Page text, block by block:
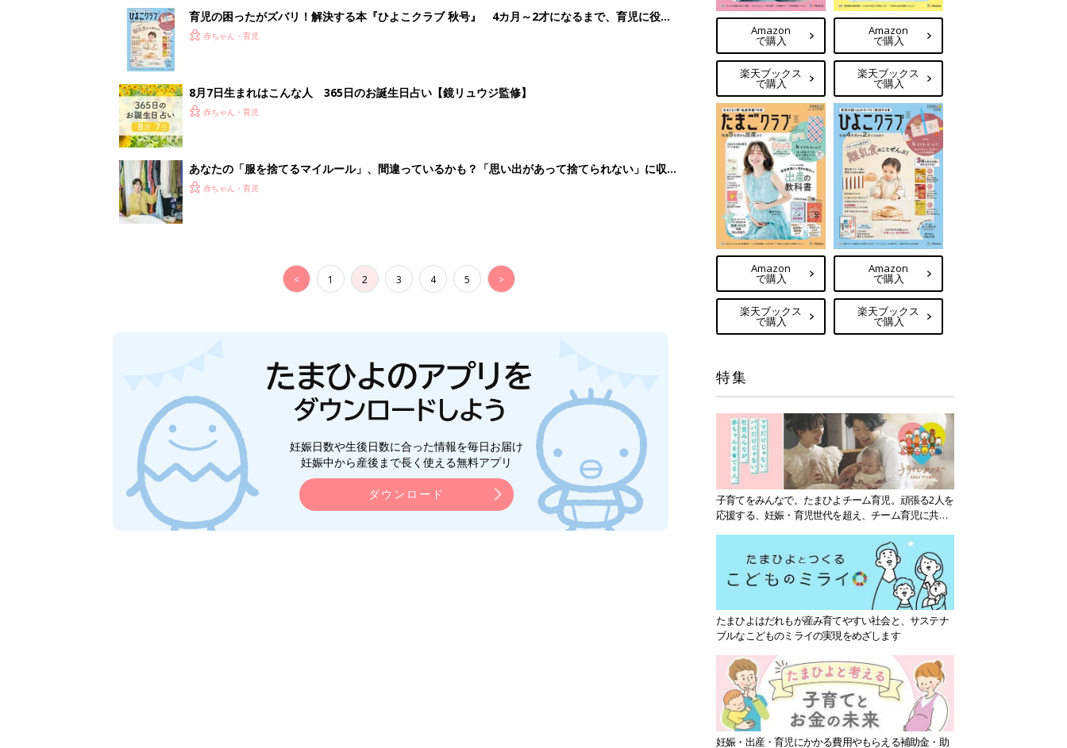
育児の困ったがズバリ！解決する本『ひよこクラブ 秋号』 4カ月～2才になるまで、育児に役立
つ情報がいっぱい！
赤ちゃん・育児
8月7日生まれはこんな人 365日のお誕生日占い【鏡リュウジ監修】
赤ちゃん・育児
あなたの「服を捨てるマイルール」、間違っているかも？「思い出があって捨てられない」に収納
スタイリストが喝！
赤ちゃん・育児
< 1 2 3 4 5 >
妊娠日数や生後日数に合った情報を毎日お届け
妊娠中から産後まで長く使える無料アプリ
ダウンロード
Amazon
で購入
楽天ブックス
で購入
Amazon
で購入
楽天ブックス
で購入
Amazon
で購入
楽天ブックス
で購入
Amazon
で購入
楽天ブックス
で購入
特集
子育てをみんなで。たまひよチーム育児。頑張る2人を
応援する、妊娠・育児世代を超え、チーム育児に共感
たまひよはだれもが産み育てやすい社会と、サステナ
ブルなこどものミライの実現をめざします
妊娠・出産・育児にかかる費用やもらえる補助金・助